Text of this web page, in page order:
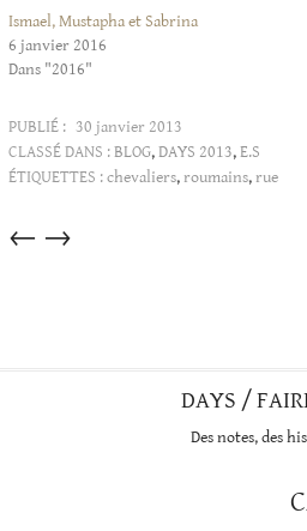
Ismael, Mustapha et Sabrina
6 janvier 2016
Dans "2016"
PUBLIÉ : 30 janvier 2013
CLASSÉ DANS :BLOG,DAYS 2013,E.S
ÉTIQUETTES :chevaliers,roumains,rue
Articles
→
←
DAYS /
Des notes, des